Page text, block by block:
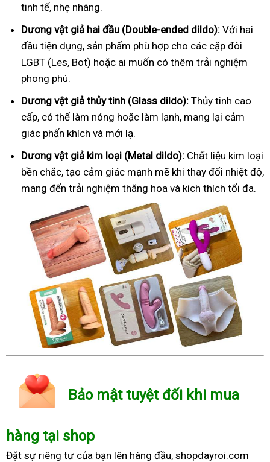
tinh tế, nhẹ nhàng.
Dương vật giả hai đầu (Double-ended dildo): Với hai
đầu tiện dụng, sản phẩm phù hợp cho các cặp đôi
LGBT (Les, Bot) hoặc ai muốn có thêm trải nghiệm
phong phú.
Dương vật giả thủy tinh (Glass dildo): Thủy tinh cao
cấp, có thể làm nóng hoặc làm lạnh, mang lại cảm
giác phấn khích và mới lạ.
Dương vật giả kim loại (Metal dildo): Chất liệu kim loại
bền chắc, tạo cảm giác mạnh mẽ khi thay đổi nhiệt độ,
mang đến trải nghiệm thăng hoa và kích thích tối đa.
Bảo mật tuyệt đối khi mua
hàng tại shop
Đặt sự riêng tư của bạn lên hàng đầu, shopdayroi.com